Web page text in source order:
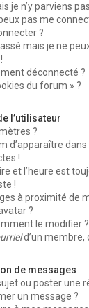
je n’y parviens
pas me
?
mais je ne
déconnecté ?
du forum » ?
l’utilisateur
?
d’apparaître
!
et l’heure est
!
à proximité de
?
le modifier ?
d’un membre,
de messages
ou poster une
un message ?